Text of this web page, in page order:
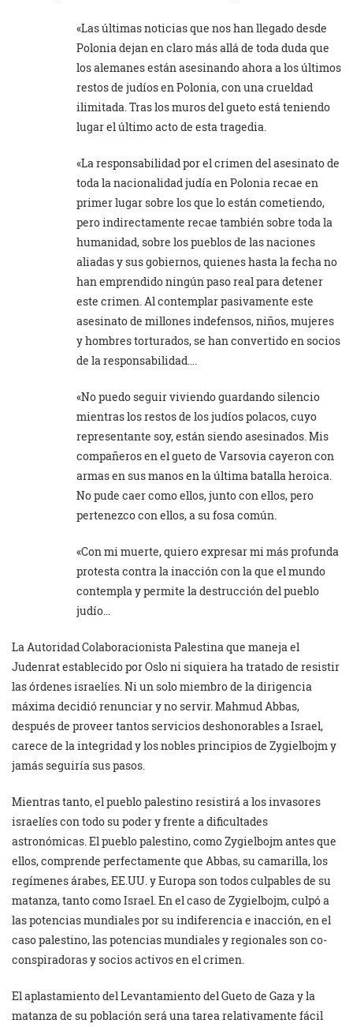
«Las últimas noticias que nos han llegado desde
Polonia dejan en claro más allá de toda duda que
los alemanes están asesinando ahora a los últimos
restos de judíos en Polonia, con una crueldad
ilimitada. Tras los muros del gueto está teniendo
lugar el último acto de esta tragedia.
«La responsabilidad por el crimen del asesinato de
toda la nacionalidad judía en Polonia recae en
primer lugar sobre los que lo están cometiendo,
pero indirectamente recae también sobre toda la
humanidad, sobre los pueblos de las naciones
aliadas y sus gobiernos, quienes hasta la fecha no
han emprendido ningún paso real para detener
este crimen. Al contemplar pasivamente este
asesinato de millones indefensos, niños, mujeres
y hombres torturados, se han convertido en socios
de la responsabilidad….
«No puedo seguir viviendo guardando silencio
mientras los restos de los judíos polacos, cuyo
representante soy, están siendo asesinados. Mis
compañeros en el gueto de Varsovia cayeron con
armas en sus manos en la última batalla heroica.
No pude caer como ellos, junto con ellos, pero
pertenezco con ellos, a su fosa común.
«Con mi muerte, quiero expresar mi más profunda
protesta contra la inacción con la que el mundo
contempla y permite la destrucción del pueblo
judío…
La Autoridad Colaboracionista Palestina que maneja el
Judenrat establecido por Oslo ni siquiera ha tratado de resistir
las órdenes israelíes. Ni un solo miembro de la dirigencia
máxima decidió renunciar y no servir. Mahmud Abbas,
después de proveer tantos servicios deshonorables a Israel,
carece de la integridad y los nobles principios de Zygielbojm y
jamás seguiría sus pasos.
Mientras tanto, el pueblo palestino resistirá a los invasores
israelíes con todo su poder y frente a dificultades
astronómicas. El pueblo palestino, como Zygielbojm antes que
ellos, comprende perfectamente que Abbas, su camarilla, los
regímenes árabes, EE.UU. y Europa son todos culpables de su
matanza, tanto como Israel. En el caso de Zygielbojm, culpó a
las potencias mundiales por su indiferencia e inacción, en el
caso palestino, las potencias mundiales y regionales son co-
conspiradoras y socios activos en el crimen.
El aplastamiento del Levantamiento del Gueto de Gaza y la
matanza de su población será una tarea relativamente fácil